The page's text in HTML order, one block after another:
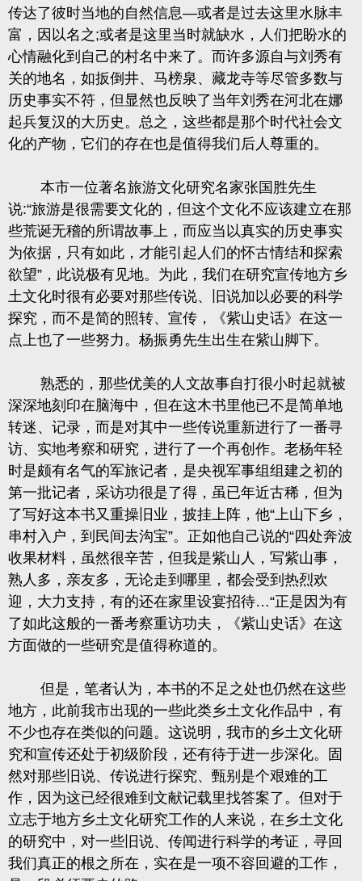
传达了彼时当地的自然信息—或者是过去这里水脉丰
富 ， 因以名之 ;或者是这里当时就缺水，人们把盼水的
心情融化到自己的村名中来了。而许多源自与刘秀有
关的地名，如扳倒井、马榜泉、藏龙寺等尽管多数与
历史事实不符，但显然也反映了当年刘秀在河北在娜
起兵复汉的大历史。总之，这些都是那个时代社会文
化的产物，它们的存在也是值得我们后人尊重的。
本市一位著名旅游文化研究名家张国胜先生
说:“旅游是很需要文化的 ，但这个文化不应该建立在那
些荒诞无稽的所谓故事上，而应当以真实的历史事实
为依据，只有如此， 才能引起人们的怀古情结和探索
欲望”，此说极有见地。为此，我们在研究宣传地方乡
土文化时很有必要对那些传说、旧说加以必要的科学
探究，而不是简的照转、宣传，《紫山史话》在这一
点上也了一些努力。杨振勇先生出生在紫山脚下。
熟悉的，那些优美的人文故事自打很小时起就被
深深地刻印在脑海中，但在这木书里他已不是简单地
转迷、记录，而是对其中一些传说重新进行了一番寻
访、实地考察和研究，进行了一个再创作。老杨年轻
时是颇有名气的军旅记者，是央视军事组组建之初的
第一批记者，采访功很是了得，虽已年近古稀，但为
了写好这本书又重操旧业，披挂上阵， 他“上山下乡 ，
串村入户， 到民间去沟宝”。正如他自己说的“四处奔波
收果材料 ，虽然很辛苦，但我是紫山人，写紫山事，
熟人多，亲友多，无论走到哪里，都会受到热烈欢
迎，大力支持， 有的还在家里设宴招待…“正是因为有
了如此这般的一番考察重访功夫 ，《紫山史话》在这
方面做的一些研究是值得称道的。
但是，笔者认为，本书的不足之处也仍然在这些
地方，此前我市出现的一些此类乡土文化作品中，有
不少也存在类似的问题。这说明，我市的乡土文化研
究和宣传还处于初级阶段，还有待于进一步深化。固
然对那些旧说、传说进行探究、甄别是个艰难的工
作，因为这已经很难到文献记载里找答案了。但对于
立志于地方乡土文化研究工作的人来说，在乡土文化
的研究中，对一些旧说、传闻进行科学的考证，寻回
我们真正的根之所在，实在是一项不容回避的工作，